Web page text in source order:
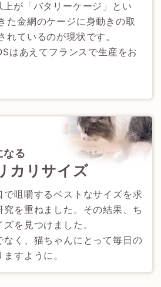
が「バタリーケージ」とい
た金網のケージに身動きの取
れているのが現状です。
はあえてフランスで生産をお
なる
カリサイズ
で咀嚼するベストなサイズを求
を重ねました。その結果、ち
を見つけました。
なく、猫ちゃんにとって毎日の
すように。